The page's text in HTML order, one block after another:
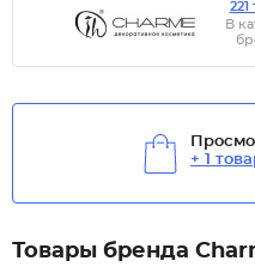
221
В
+ 1
Товары бренда